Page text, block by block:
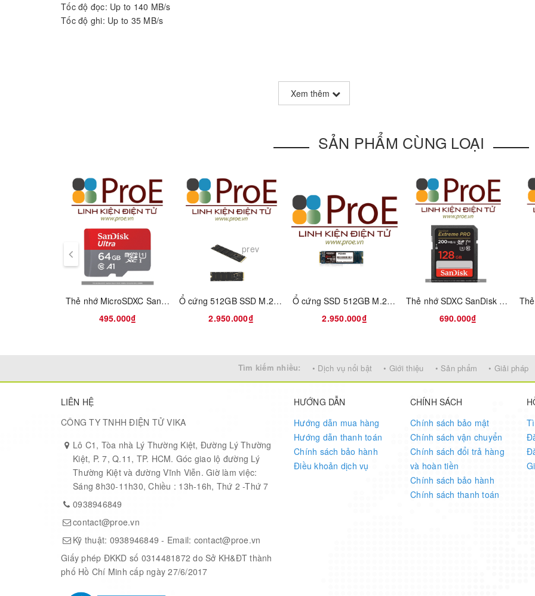
Tốc độ đọc: Up to 140 MB/s
Tốc độ ghi: Up to 35 MB/s
Xem thêm
SẢN PHẨM CÙNG LOẠI
Thẻ nhớ MicroSDXC SanDisk Ultra A1 64GB 140MB/s
495.000₫
Ổ cứng 512GB SSD M.2 2280 NVMe Lexar LNM620X512G-RNNNG
2.950.000₫
Ổ cứng SSD 512GB M.2 PCIe Gen 3x4 Kingmax PQ3480
2.950.000₫
Thẻ nhớ SDXC SanDisk Extreme Pro U3 V30 128GB 200MB/s SDSDXXD-128G-GN4IN
690.000₫
prev
Tìm kiếm nhiều: • Dịch vụ nổi bật • Giới thiệu • Sản phẩm • Giải pháp
LIÊN HỆ
CÔNG TY TNHH ĐIỆN TỬ VIKA
Lô C1, Tòa nhà Lý Thường Kiệt, Đường Lý Thường
Kiệt, P. 7, Q.11, TP. HCM. Góc giao lộ đường Lý
Thường Kiệt và đường Vĩnh Viễn. Giờ làm việc:
Sáng 8h30-11h30, Chiều : 13h-16h, Thứ 2 -Thứ 7
0938946849
contact@proe.vn
Kỹ thuật: 0938946849 - Email: contact@proe.vn
Giấy phép ĐKKD số 0314481872 do Sở KH&ĐT thành
phố Hồ Chí Minh cấp ngày 27/6/2017
HƯỚNG DẪN
Hướng dẫn mua hàng
Hướng dẫn thanh toán
Chính sách bảo hành
Điều khoản dịch vụ
CHÍNH SÁCH
Chính sách bảo mật
Chính sách vận chuyển
Chính sách đổi trả hàng
và hoàn tiền
Chính sách bảo hành
Chính sách thanh toán